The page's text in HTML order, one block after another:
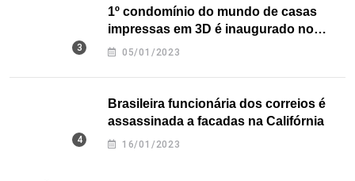
1º condomínio do mundo de casas
impressas em 3D é inaugurado no
Texas
05/01/2023
Brasileira funcionária dos correios é
assassinada a facadas na Califórnia
16/01/2023